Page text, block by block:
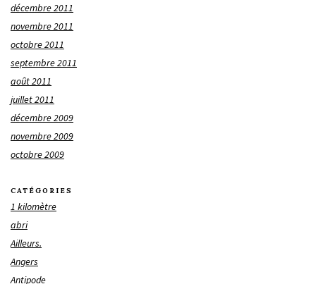
décembre 2011
novembre 2011
octobre 2011
septembre 2011
août 2011
juillet 2011
décembre 2009
novembre 2009
octobre 2009
CATÉGORIES
1 kilomètre
abri
Ailleurs.
Angers
Antipode